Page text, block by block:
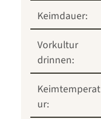
Keimdauer:
Vorkultur
drinnen:
Keimtemperat
ur: